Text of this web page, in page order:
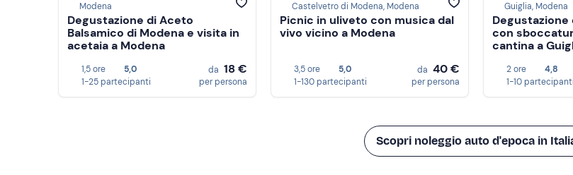
Modena
Degustazione di Aceto
Balsamico di Modena e visita in
acetaia a Modena
1,5 ore
5,0
1-25 partecipanti
da 18 €
per persona
Castelvetro di Modena, Modena
Picnic in uliveto con musica dal
vivo vicino a Modena
3,5 ore
5,0
1-130 partecipanti
da 40 €
per persona
Guiglia, Modena
con
cantina a
2 ore
4,8
1-10 partecipanti
Scopri noleggio auto d'epoca in